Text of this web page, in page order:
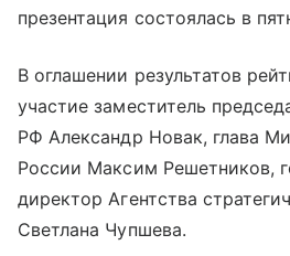
презентация состоялась в
В оглашении результатов
участие заместитель
РФ Александр Новак, глава
России Максим Решетников,
директор Агентства
Светлана Чупшева.